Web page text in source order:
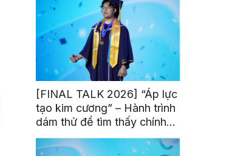
[FINAL TALK 2026] “Áp lực
tạo kim cương” – Hành trình
dám thử để tìm thấy chính
mình